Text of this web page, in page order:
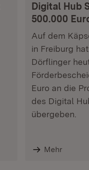
Digital Hub
500.000
Auf dem
in Freiburg
Dörflinger
Euro an die
des Digital
übergeben.
Mehr